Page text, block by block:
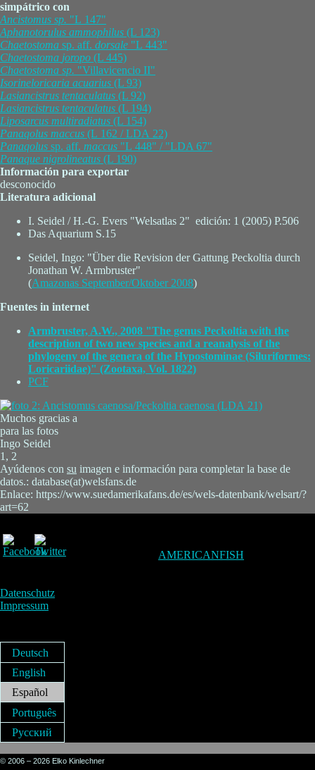
simpátrico con
Ancistomus sp. "L 147"
Aphanotorulus ammophilus (L 123)
Chaetostoma sp. aff. dorsale "L 443"
Chaetostoma joropo (L 445)
Chaetostoma sp. "Villavicencio II"
Isorineloricaria acuarius (L 93)
Lasiancistrus tentaculatus (L 92)
Lasiancistrus tentaculatus (L 194)
Liposarcus multiradiatus (L 154)
Panaqolus maccus (L 162 / LDA 22)
Panaqolus sp. aff. maccus "L 448" / "LDA 67"
Panaque nigrolineatus (L 190)
Información para exportar
desconocido
Literatura adicional
I. Seidel / H.-G. Evers "Welsatlas 2" edición: 1 (2005) P.506
Das Aquarium S.15
Seidel, Ingo: "Über die Revision der Gattung Peckoltia durch
Jonathan W. Armbruster"
(Amazonas September/Oktober 2008)
Fuentes in internet
Armbruster, A.W., 2008 "The genus Peckoltia with the
description of two new species and a reanalysis of the
phylogeny of the genera of the Hypostominae (Siluriformes:
Loricariidae)" (Zootaxa, Vol. 1822)
PCF
Muchos gracias a
para las fotos
Ingo Seidel
1, 2
Ayúdenos con su imagen e información para completar la base de
datos.: database(at)welsfans.de
Enlace: https://www.suedamerikafans.de/es/wels-datenbank/welsart/?
art=62
AMERICANFISH
Datenschutz
Impressum
Deutsch
English
Español
Português
Русский
© 2006 – 2026 Elko Kinlechner